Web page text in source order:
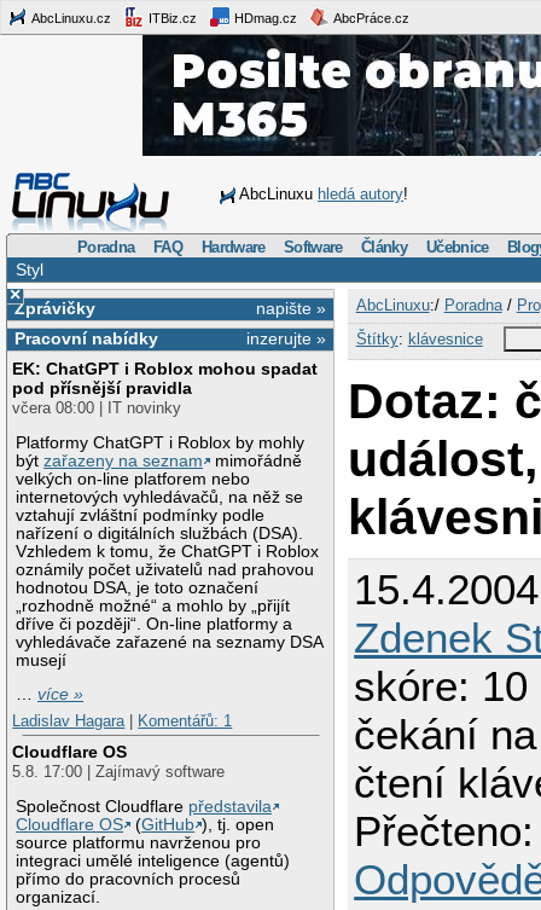
AbcLinuxu.cz ITBiz.cz HDmag.cz AbcPráce.cz
AbcLinuxu hledá autory!
Poradna FAQ Hardware Software Články Učebnice
Styl
×
napište »
Zprávičky
inzerujte »
Pracovní nabídky
EK: ChatGPT i Roblox mohou spadat
pod přísnější pravidla
včera 08:00 | IT novinky
Platformy ChatGPT i Roblox by mohly
býtzařazeny na seznam
mimořádně
velkých on-line platforem nebo
internetových vyhledávačů, na něž se
vztahují zvláštní podmínky podle
nařízení o digitálních službách (DSA).
Vzhledem k tomu, že ChatGPT i Roblox
oznámily počet uživatelů nad prahovou
hodnotou DSA, je toto označení
„rozhodně možné“ a mohlo by „přijít
dříve či později“. On-line platformy a
vyhledávače zařazené na seznamy DSA
musejí
…více »
Ladislav Hagara
Komentářů: 1
Cloudflare OS
5.8. 17:00 | Zajímavý software
Společnost Cloudflare představila
Cloudflare OS
(GitHub ), tj. open
source platformu navrženou pro
integraci umělé inteligence (agentů)
přímo do pracovních procesů
organizací.
AbcLinuxu:/ Poradna/
Štítky: klávesnice
Dotaz:
Zdenek
skóre:
čekání
čtení